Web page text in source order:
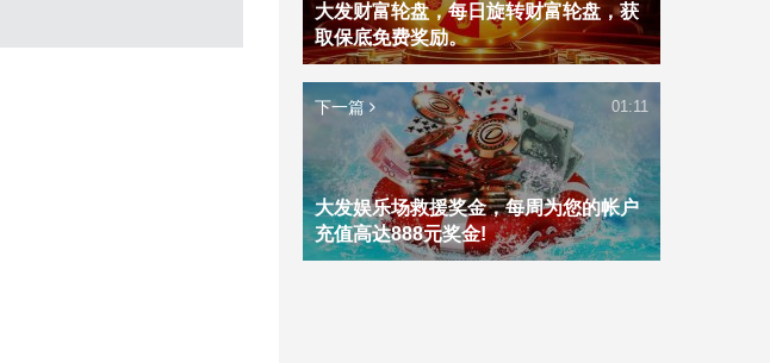
大发财富轮盘，每日旋转财富轮盘，获
取保底免费奖励。
下一篇
大发娱乐场救援奖金，每周为您的帐户
充值高达888元奖金!
01:11